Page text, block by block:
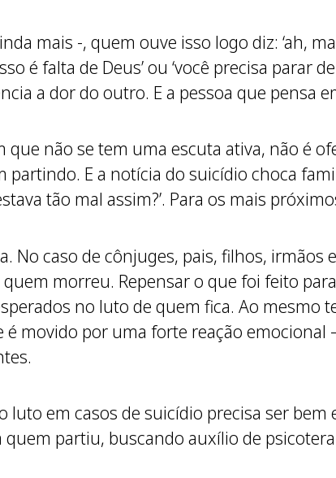
mais -, quem ouve isso logo diz: ‘ah,
é falta de Deus’ ou ‘você precisa parar
a dor do outro. E a pessoa que pensa
não se tem uma escuta ativa, não é
E a notícia do suicídio choca
tão mal assim?’. Para os mais
No caso de cônjuges, pais, filhos,
morreu. Repensar o que foi feito
no luto de quem fica. Ao mesmo
movido por uma forte reação emocional
em casos de suicídio precisa ser
partiu, buscando auxílio de